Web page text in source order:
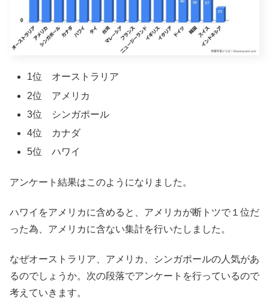
1位 オーストラリア
2位 アメリカ
3位 シンガポール
4位 カナダ
5位 ハワイ
アンケート結果はこのようになりました。
ハワイをアメリカに含めると、アメリカが断トツで１位だ
った為、アメリカに含ない集計を行いたしました。
なぜオーストラリア、アメリカ、シンガポールの人気があ
るのでしょうか。次の段落でアンケートを行っているので
考えていきます。